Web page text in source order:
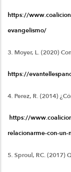
https://
evangelismo/
3. Moyer, L. (2020)
https://
4. Perez, R. (2014)
https://
relacionarme-con-un-
5. Sproul, RC. (2017)